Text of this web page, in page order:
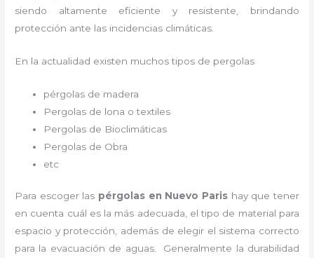
siendo altamente eficiente y resistente, brindando
protección ante las incidencias climáticas.
En la actualidad existen muchos tipos de pergolas
pérgolas de madera
Pergolas de lona o textiles
Pergolas de Bioclimáticas
Pergolas de Obra
etc
Para escoger las pérgolas en Nuevo Paris hay que tener
en cuenta cuál es la más adecuada, el tipo de material para
espacio y protección, además de elegir el sistema correcto
para la evacuación de aguas. Generalmente la durabilidad